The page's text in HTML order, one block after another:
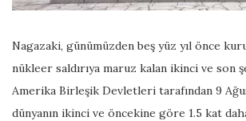
Nagazaki, günümüzden beş yüz yıl önce
nükleer saldırıya maruz kalan ikinci ve son
Amerika Birleşik Devletleri tarafından 9
dünyanın ikinci ve öncekine göre 1.5 kat